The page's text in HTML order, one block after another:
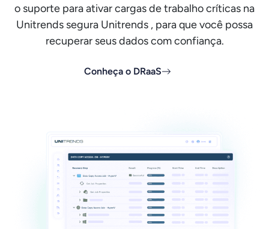
o suporte para ativar cargas de trabalho críticas na
Unitrends segura Unitrends , para que você possa
recuperar seus dados com confiança.
Conheça o DRaaS